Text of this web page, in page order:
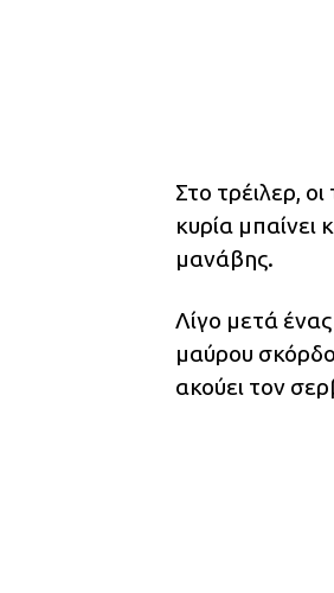
Στο τρέιλερ,
κυρία μπαίνει
μανάβης.
Λίγο μετά
μαύρου
ακούει τον